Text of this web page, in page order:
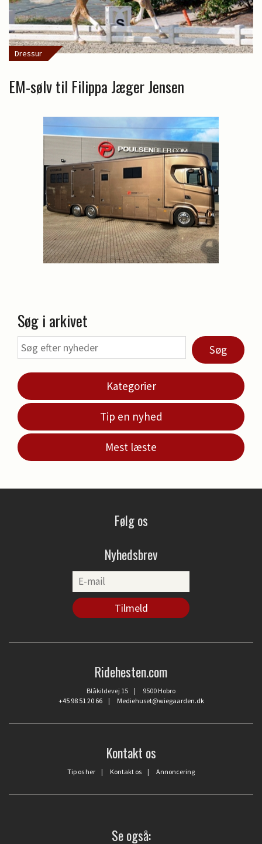
Dressur
EM-sølv til Filippa Jæger Jensen
Søg i arkivet
Søg
Kategorier
Tip en nyhed
Mest læste
Følg os
Nyhedsbrev
Ridehesten.com
Blåkildevej 15 | 9500 Hobro
+45 98 51 20 66| Mediehuset@wiegaarden.dk
Kontakt os
Tip os her | Kontakt os | Annoncering
Se også: